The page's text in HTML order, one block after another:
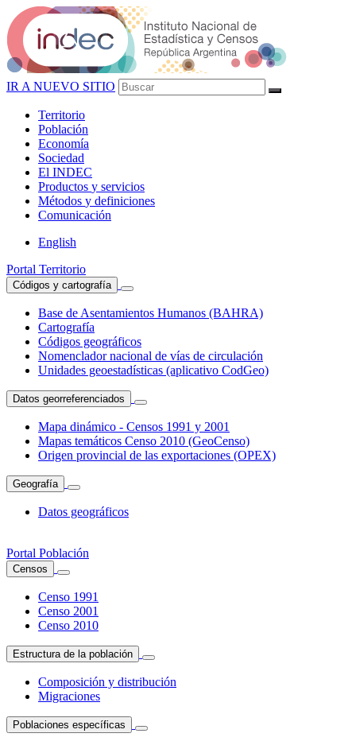
IR A NUEVO SITIO
Territorio
Población
Economía
Sociedad
El INDEC
Productos y servicios
Métodos y definiciones
Comunicación
English
Portal Territorio
Códigos y cartografía
Base de Asentamientos Humanos (BAHRA)
Cartografía
Códigos geográficos
Nomenclador nacional de vías de circulación
Unidades geoestadísticas (aplicativo CodGeo)
Datos georreferenciados
Mapa dinámico - Censos 1991 y 2001
Mapas temáticos Censo 2010 (GeoCenso)
Origen provincial de las exportaciones (OPEX)
Geografía
Datos geográficos
Portal Población
Censos
Censo 1991
Censo 2001
Censo 2010
Estructura de la población
Composición y distribución
Migraciones
Poblaciones específicas